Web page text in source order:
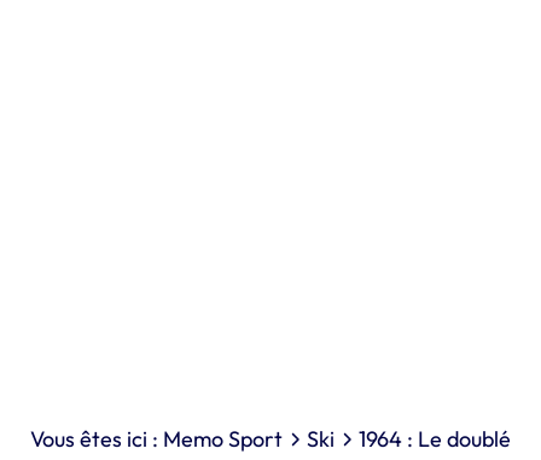
Vous êtes ici : Memo Sport Ski
1964 : Le doublé